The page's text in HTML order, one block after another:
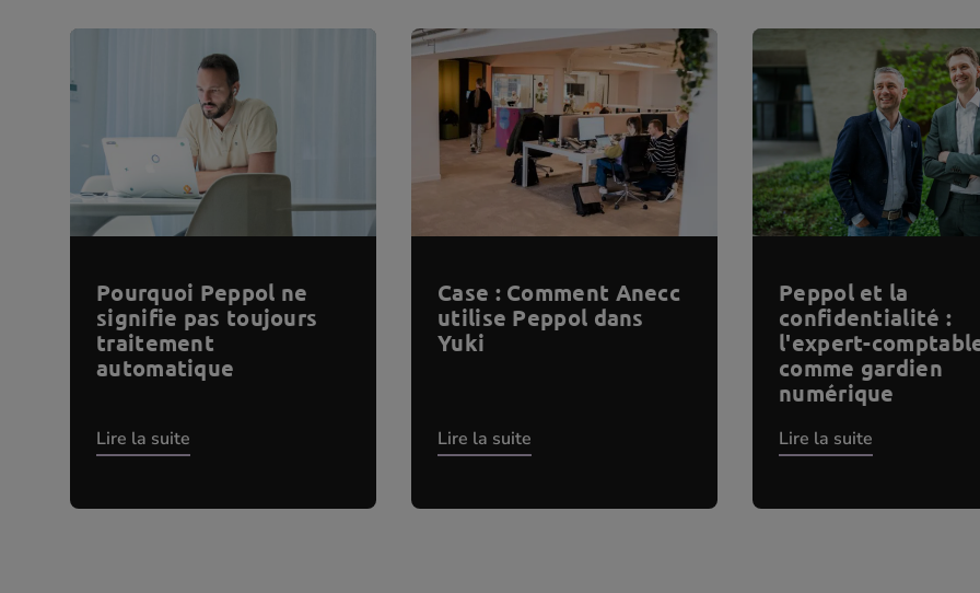
Pourquoi Peppol ne
signifie pas toujours
traitement
automatique
Lire la suite
Case : Comment Anecc
utilise Peppol dans
Yuki
Lire la suite
Peppol et la
confidentialité :
l'expert-
comme gardien
numérique
Lire la suite